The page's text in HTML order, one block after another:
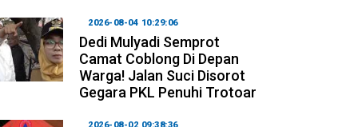
2026-08-04 10:29:06
Dedi Mulyadi Semprot
Camat Coblong Di Depan
Warga! Jalan Suci Disorot
Gegara PKL Penuhi Trotoar